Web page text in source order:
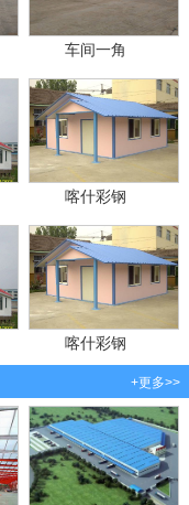
车间一角
喀什彩钢
喀什彩钢
+更多>>